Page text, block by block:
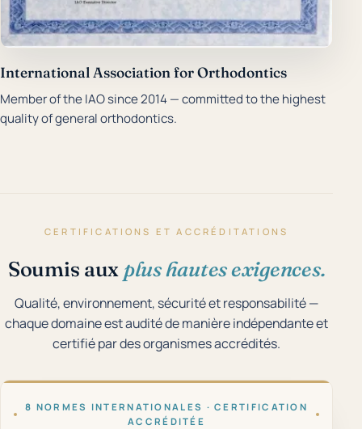
International Association for Orthodontics
Member of the IAO since 2014 — committed to the highest
quality of general orthodontics.
CERTIFICATIONS ET ACCRÉDITATIONS
Soumis aux plus hautes exigences.
Qualité, environnement, sécurité et responsabilité —
chaque domaine est audité de manière indépendante et
certifié par des organismes accrédités.
8 NORMES INTERNATIONALES · CERTIFICATION
ACCRÉDITÉE